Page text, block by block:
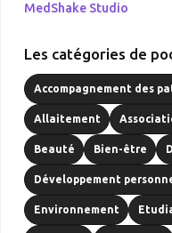
MedShake Studio
Les catégories de
Accompagnement des
Allaitement
Beauté Bien-être
Développement
Environnement